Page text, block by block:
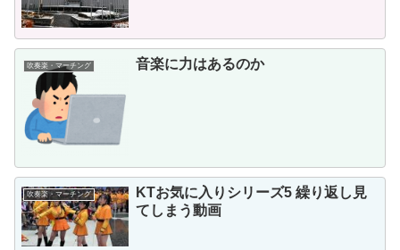
吹奏楽・マーチング 音楽に力はあるのか
吹奏楽・マーチング
KTお気に入りシリーズ5 繰り返し見
てしまう動画